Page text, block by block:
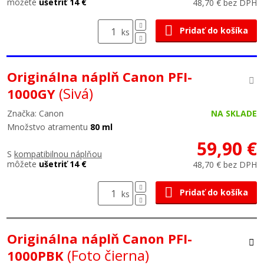
48,70 € bez DPH
ks Pridať do košíka
Originálna náplň Canon PFI-
1000GY (Sivá)
Značka: Canon
NA SKLADE
Množstvo atramentu 80 ml
S kompatibilnou náplňou
môžete ušetriť 14 €
59,90 €
48,70 € bez DPH
ks Pridať do košíka
Originálna náplň Canon PFI-
1000PBK (Foto čierna)